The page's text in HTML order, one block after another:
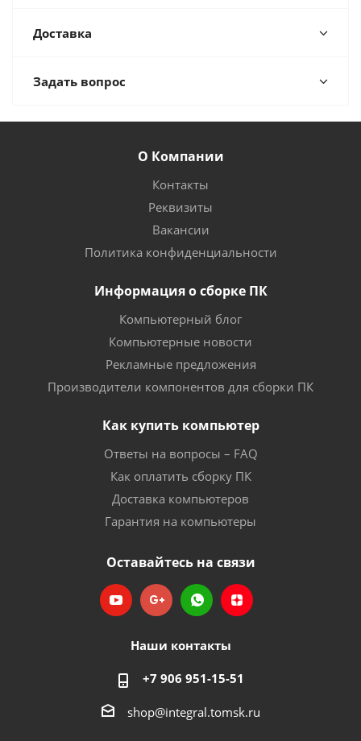
Доставка
Задать вопрос
О Компании
Контакты
Реквизиты
Вакансии
Политика конфиденциальности
Информация о сборке ПК
Компьютерный блог
Компьютерные новости
Рекламные предложения
Производители компонентов для сборки ПК
Как купить компьютер
Ответы на вопросы – FAQ
Как оплатить сборку ПК
Доставка компьютеров
Гарантия на компьютеры
Оставайтесь на связи
Наши контакты
+7 906 951-15-51
shop@integral.tomsk.ru